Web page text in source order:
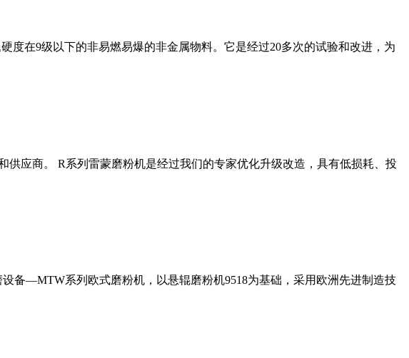
度在9级以下的非易燃易爆的非金属物料。它是经过20多次的试验和改进，为
应商。 R系列雷蒙磨粉机是经过我们的专家优化升级改造，具有低损耗、投
备—MTW系列欧式磨粉机，以悬辊磨粉机9518为基础，采用欧洲先进制造技